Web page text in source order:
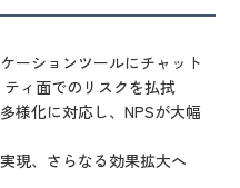
ーションツールにチャット
ィ面でのリスクを払拭
様化に対応し、NPSが大幅
現、さらなる効果拡大へ